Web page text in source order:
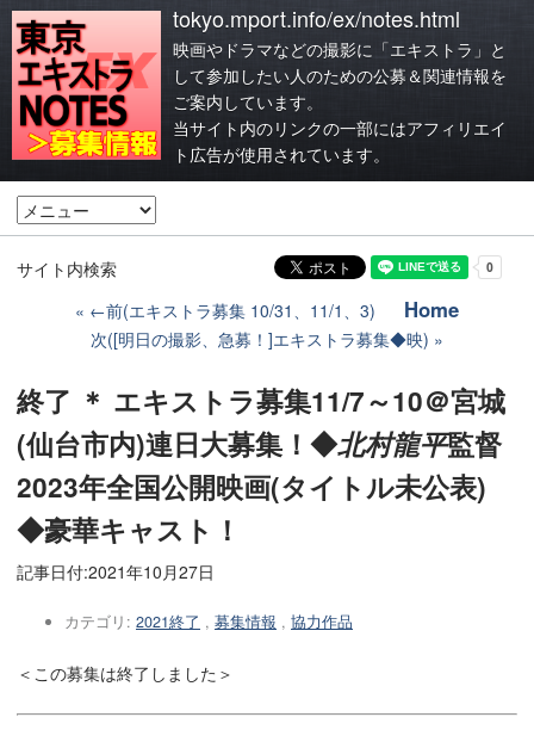
tokyo.mport.info/ex/notes.html
映画やドラマなどの撮影に「エキストラ」と
して参加したい人のための公募＆関連情報を
ご案内しています。
当サイト内のリンクの一部にはアフィリエイ
ト広告が使用されています。
サイト内検索
←前(エキストラ募集 10/31、11/1、3)
Home
次([明日の撮影、急募！]エキストラ募集◆映)
終了 ＊ エキストラ募集11/7～10＠宮城
(仙台市内)連日大募集！◆北村龍平監督
2023年全国公開映画(タイトル未公表)
◆豪華キャスト！
記事日付:2021年10月27日
カテゴリ: 2021終了 , 募集情報 , 協力作品
＜この募集は終了しました＞